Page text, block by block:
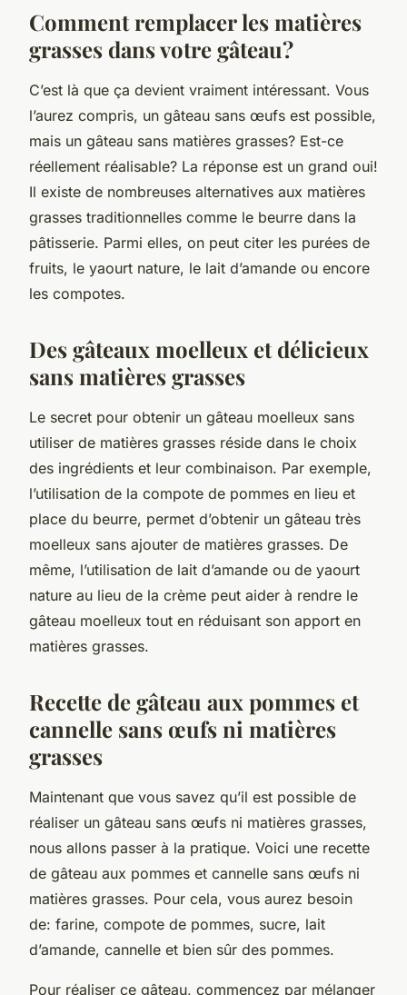
Comment remplacer les matières
grasses dans votre gâteau?
C’est là que ça devient vraiment intéressant. Vous
l’aurez compris, un gâteau sans œufs est possible,
mais un gâteau sans matières grasses? Est-ce
réellement réalisable? La réponse est un grand oui!
Il existe de nombreuses alternatives aux matières
grasses traditionnelles comme le beurre dans la
pâtisserie. Parmi elles, on peut citer les purées de
fruits, le yaourt nature, le lait d’amande ou encore
les compotes.
Des gâteaux moelleux et délicieux
sans matières grasses
Le secret pour obtenir un gâteau moelleux sans
utiliser de matières grasses réside dans le choix
des ingrédients et leur combinaison. Par exemple,
l’utilisation de la compote de pommes en lieu et
place du beurre, permet d’obtenir un gâteau très
moelleux sans ajouter de matières grasses. De
même, l’utilisation de lait d’amande ou de yaourt
nature au lieu de la crème peut aider à rendre le
gâteau moelleux tout en réduisant son apport en
matières grasses.
Recette de gâteau aux pommes et
cannelle sans œufs ni matières
grasses
Maintenant que vous savez qu’il est possible de
réaliser un gâteau sans œufs ni matières grasses,
nous allons passer à la pratique. Voici une recette
de gâteau aux pommes et cannelle sans œufs ni
matières grasses. Pour cela, vous aurez besoin
de: farine, compote de pommes, sucre, lait
d’amande, cannelle et bien sûr des pommes.
Pour réaliser ce gâteau, commencez par mélanger